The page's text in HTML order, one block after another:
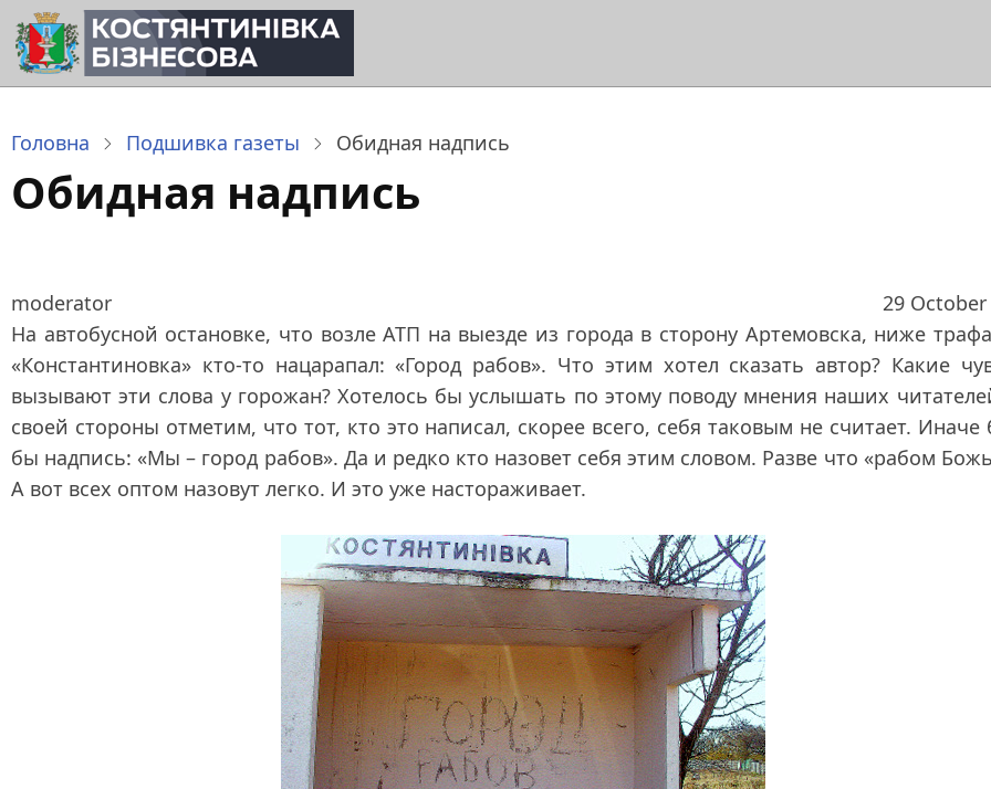
Перейти
до
основного
Головна
Подшивка газеты Обидная надпись
Обидная надпись
moderator
29 October
На автобусной остановке, что возле АТП на выезде из города в сторону Артемовска, ниже
«Константиновка» кто-то нацарапал: «Город рабов». Что этим хотел сказать автор? Какие
вызывают эти слова у горожан? Хотелось бы услышать по этому поводу мнения наших
своей стороны отметим, что тот, кто это написал, скорее всего, себя таковым не считает. Иначе
бы надпись: «Мы – город рабов». Да и редко кто назовет себя этим словом. Разве что «рабом
А вот всех оптом назовут легко. И это уже настораживает.